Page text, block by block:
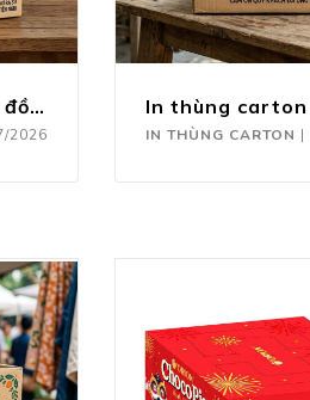
Thùng carton đựng đồ gia dụng
2026 IN THÙNG CARTON |